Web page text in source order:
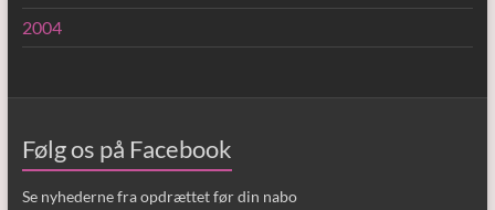
2004
Følg os på Facebook
Se nyhederne fra opdrættet før din nabo